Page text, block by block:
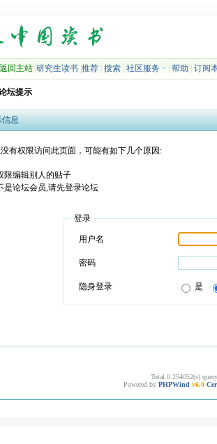
返回主站| 研究生读书| 推荐| 搜索| 社区服务 帮助 订阅
坛提示
息
有权限访问此页面，可能有如下几个原因:
限编辑别人的贴子
是论坛会员,请先登录论坛
登录
用户名
密码
隐身登录 是
Total 0.254052(s)
Powered by PHPWind v6.0